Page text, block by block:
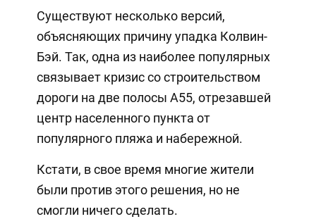
Существуют несколько версий,
объясняющих причину упадка Колвин-
Бэй. Так, одна из наиболее популярных
связывает кризис со строительством
дороги на две полосы А55, отрезавшей
центр населенного пункта от
популярного пляжа и набережной.
Кстати, в свое время многие жители
были против этого решения, но не
смогли ничего сделать.